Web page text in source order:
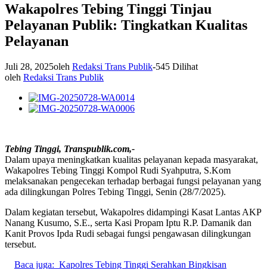
Wakapolres Tebing Tinggi Tinjau
Pelayanan Publik: Tingkatkan Kualitas
Pelayanan
Juli 28, 2025oleh Redaksi Trans Publik-545 Dilihat
oleh Redaksi Trans Publik
Tebing Tinggi, Transpublik.com,-
Dalam upaya meningkatkan kualitas pelayanan kepada masyarakat,
Wakapolres Tebing Tinggi Kompol Rudi Syahputra, S.Kom
melaksanakan pengecekan terhadap berbagai fungsi pelayanan yang
ada dilingkungan Polres Tebing Tinggi, Senin (28/7/2025).
Dalam kegiatan tersebut, Wakapolres didampingi Kasat Lantas AKP
Nanang Kusumo, S.E., serta Kasi Propam Iptu R.P. Damanik dan
Kanit Provos Ipda Rudi sebagai fungsi pengawasan dilingkungan
tersebut.
Baca juga: Kapolres Tebing Tinggi Serahkan Bingkisan